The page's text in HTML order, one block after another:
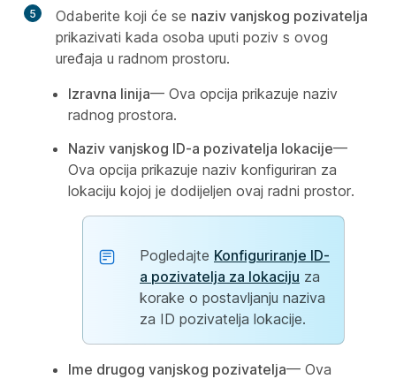
5 Odaberite koji će se naziv vanjskog pozivatelja
prikazivati kada osoba uputi poziv s ovog
uređaja u radnom prostoru.
Izravna linija— Ova opcija prikazuje naziv
radnog prostora.
Naziv vanjskog ID-a pozivatelja lokacije—
Ova opcija prikazuje naziv konfiguriran za
lokaciju kojoj je dodijeljen ovaj radni prostor.
Pogledajte Konfiguriranje ID-
a pozivatelja za lokaciju za
korake o postavljanju naziva
za ID pozivatelja lokacije.
Ime drugog vanjskog pozivatelja— Ova